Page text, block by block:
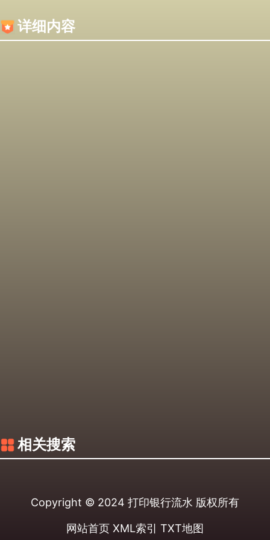
详细内容
相关搜索
Copyright © 2024 打印银行流水 版权所有
网站首页 XML索引 TXT地图